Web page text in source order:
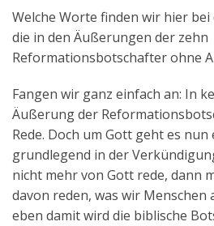
Welche Worte finden wir hier bei
die in den Äußerungen der zehn
Reformationsbotschafter ohne
Fangen wir ganz einfach an: In
Äußerung der
Rede. Doch um Gott geht es nun
grundlegend in der
nicht mehr von Gott rede, dann
davon reden, was wir Menschen
eben damit wird die biblische